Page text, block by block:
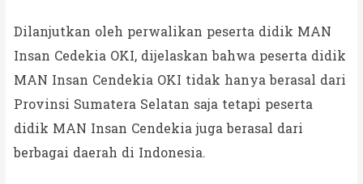
Dilanjutkan oleh perwalikan peserta didik MAN
Insan Cedekia OKI, dijelaskan bahwa peserta didik
MAN Insan Cendekia OKI tidak hanya berasal dari
Provinsi Sumatera Selatan saja tetapi peserta
didik MAN Insan Cendekia juga berasal dari
berbagai daerah di Indonesia.